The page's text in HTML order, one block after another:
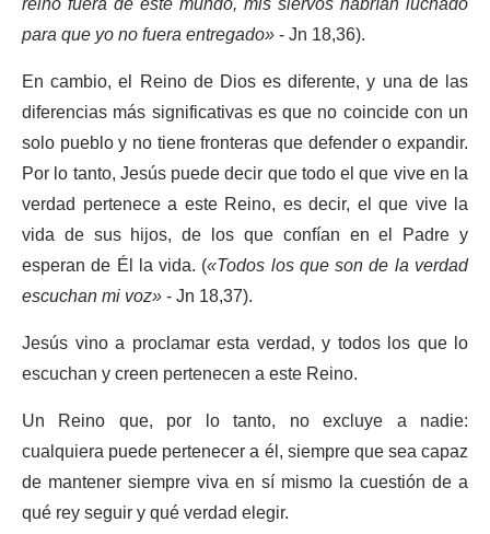
para que yo no fuera entregado»- Jn 18,36).
En cambio, el Reino de Dios es diferente, y una de las
diferencias más significativas es que no coincide con un
solo pueblo y no tiene fronteras que defender o expandir.
Por lo tanto, Jesús puede decir que todo el que vive en la
verdad pertenece a este Reino, es decir, el que vive la
vida de sus hijos, de los que confían en el Padre y
esperan de Él la vida. («Todos los que son de la verdad
escuchan mi voz»- Jn 18,37).
Jesús vino a proclamar esta verdad, y todos los que lo
escuchan y creen pertenecen a este Reino.
Un Reino que, por lo tanto, no excluye a nadie:
cualquiera puede pertenecer a él, siempre que sea capaz
de mantener siempre viva en sí mismo la cuestión de a
qué rey seguir y qué verdad elegir.